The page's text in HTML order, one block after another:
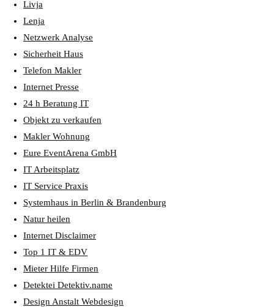
Livja
Lenja
Netzwerk Analyse
Sicherheit Haus
Telefon Makler
Internet Presse
24 h Beratung IT
Objekt zu verkaufen
Makler Wohnung
Eure EventArena GmbH
IT Arbeitsplatz
IT Service Praxis
Systemhaus in Berlin & Brandenburg
Natur heilen
Internet Disclaimer
Top 1 IT & EDV
Mieter Hilfe Firmen
Detektei Detektiv.name
Design Anstalt Webdesign